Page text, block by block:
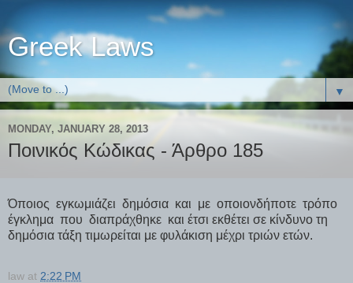
Greek Laws
▼
MONDAY, JANUARY 28, 2013
Ποινικός Κώδικας - Άρθρο 185
Όποιος εγκωμιάζει δημόσια και με οποιονδήποτε τρόπο
έγκλημα που διαπράχθηκε και έτσι εκθέτει σε κίνδυνο τη
δημόσια τάξη τιμωρείται με φυλάκιση μέχρι τριών ετών.
law at 2:22 PM